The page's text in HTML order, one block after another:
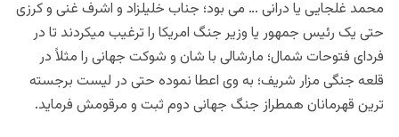
محمد غلجایی یا درانی … می بود؛ جناب خلیلزاد و اشرف غنی و کرزی
حتی یک رئیس جمهور یا وزیر جنگ امریکا را ترغیب میکردند تا در
فردای فتوحات شمال؛ مارشالی با شان و شوکت جهانی را مثلاً در
قلعه جنگی مزار شریف؛ به وی اعطا نموده حتی در لیست برجسته
ترین قهرمانان همطراز جنگ جهانی دوم ثبت و مرقومش فرماید.